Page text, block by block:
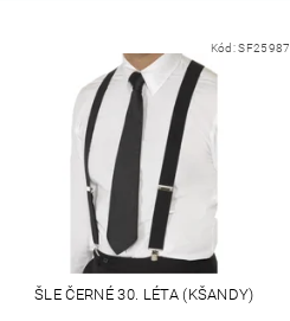
Kód:SF25987
ŠLE ČERNÉ 30. LÉTA (KŠANDY)